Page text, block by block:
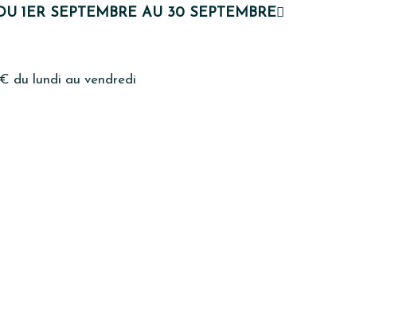
1ER SEPTEMBRE AU 30 SEPTEMBRE
du lundi au vendredi